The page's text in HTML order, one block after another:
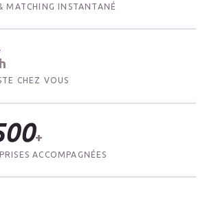
MATCHING INSTANTANÉ
CHEZ VOUS
+
ACCOMPAGNÉES